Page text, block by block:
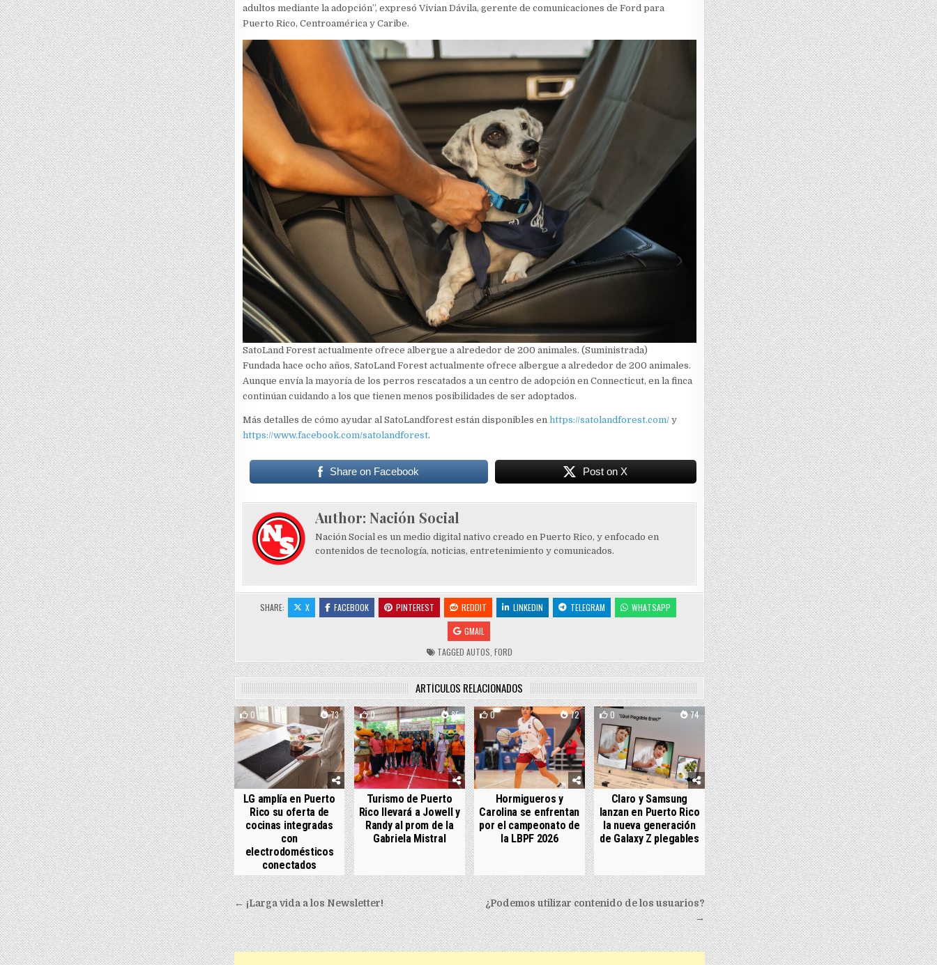
adultos mediante la adopción”, expresó Vivian Dávila, gerente de comunicaciones de Ford para
Puerto Rico, Centroamérica y Caribe.
SatoLand Forest actualmente ofrece albergue a alrededor de 200 animales. (Suministrada)
Fundada hace ocho años, SatoLand Forest actualmente ofrece albergue a alrededor de 200 animales.
Aunque envía la mayoría de los perros rescatados a un centro de adopción en Connecticut, en la finca
continúan cuidando a los que tienen menos posibilidades de ser adoptados.
Más detalles de cómo ayudar al SatoLandforest están disponibles en https://satolandforest.com/y
https://www.facebook.com/satolandforest.
Share on Facebook Post on X
Author: Nación Social
Nación Social es un medio digital nativo creado en Puerto Rico, y enfocado en
contenidos de tecnología, noticias, entretenimiento y comunicados.
SHARE: X FACEBOOK PINTEREST REDDIT LINKEDIN TELEGRAM
WHATSAPP
GMAIL
TAGGED AUTOS FORD
ARTÍCULOS RELACIONADOS
0 73
LG amplía en Puerto
Rico su oferta de
cocinas integradas
con
electrodomésticos
conectados
0 85
Turismo de Puerto
Rico llevará a Jowell y
Randy al prom de la
Gabriela Mistral
0 72
Hormigueros y
Carolina se enfrentan
por el campeonato de
la LBPF 2026
0 74
Claro y Samsung
lanzan en Puerto Rico
la nueva generación
de Galaxy Z plegables
Post navigation
¿Podemos utilizar contenido de los usuarios?
→
← ¡Larga vida a los Newsletter!